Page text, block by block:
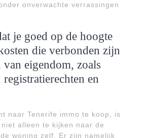
onverwachte verrassingen
je goed op de hoogte
die verbonden zijn
van eigendom, zoals
en
naar Tenerife immo te koop, is
alleen te kijken naar de
woning zelf. Er zijn namelijk